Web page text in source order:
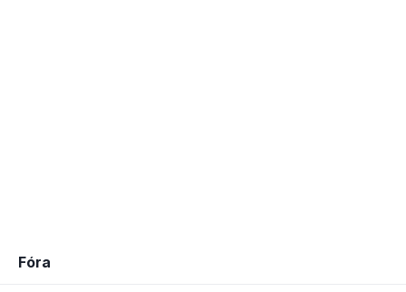
Fóra